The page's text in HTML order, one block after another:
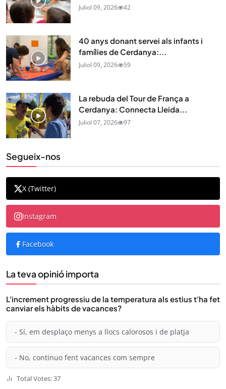
Juliol 09, 2026 42
40 anys donant servei als infants i
famílies de Cerdanya:...
Juliol 09, 2026 59
La rebuda del Tour de França a
Cerdanya: Connecta Lleida...
Juliol 07, 2026 97
Segueix-nos
X (Twitter)
Instagram
Facebook
La teva opinió importa
L'increment progressiu de la temperatura als estius t'ha fet
canviar els hàbits de vacances?
- Sí, em desplaço menys a llocs calorosos i de platja
- No, continuo fent vacances com sempre
Total Votes: 37